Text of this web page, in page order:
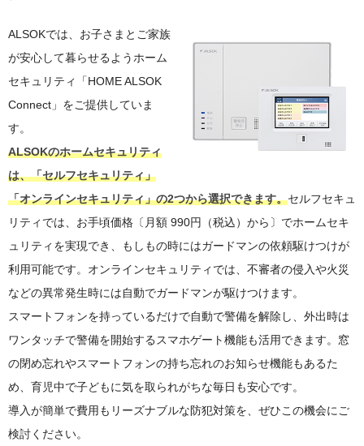
ALSOKでは、お子さまとご家族
が安心して暮らせるようホーム
セキュリティ「HOME ALSOK
Connect」をご提供していま
す。
ALSOKのホームセキュリティ
は、「セルフセキュリティ」
「オンラインセキュリティ」の2つから選択できます。セルフセキュ
リティでは、お手頃価格〔月額 990円（税込）から〕でホームセキ
ュリティを実現でき、もしもの時にはガードマンの依頼駆けつけが
利用可能です。オンラインセキュリティでは、不審者の侵入や火災
などの異常発生時には自動でガードマンが駆けつけます。
スマートフォンを持っているだけで自動で警備を解除し、外出時は
ワンタッチで警備を開始するスマホゲート機能も活用できます。窓
の閉め忘れやスマートフォンの持ち忘れのお知らせ機能もあるた
め、育児中で子どもに気を取られがちな毎日も安心です。
導入が簡単で費用もリーズナブルな防犯対策を、ぜひこの機会にご
検討ください。